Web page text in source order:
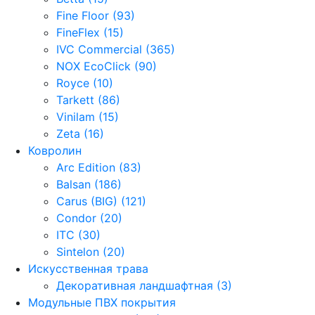
Fine Floor (93)
FineFlex (15)
IVC Commercial (365)
NOX EcoClick (90)
Royce (10)
Tarkett (86)
Vinilam (15)
Zeta (16)
Ковролин
Arc Edition (83)
Balsan (186)
Carus (BIG) (121)
Condor (20)
ITC (30)
Sintelon (20)
Искусственная трава
Декоративная ландшафтная (3)
Модульные ПВХ покрытия